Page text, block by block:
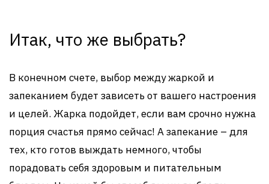
Итак, что же выбрать?
В конечном счете, выбор между жаркой и
запеканием будет зависеть от вашего настроения
и целей. Жарка подойдет, если вам срочно нужна
порция счастья прямо сейчас! А запекание – для
тех, кто готов выждать немного, чтобы
порадовать себя здоровым и питательным